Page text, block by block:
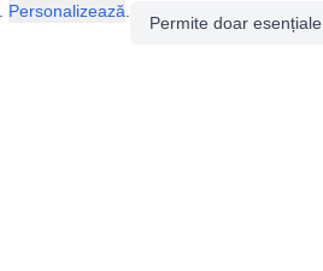
Personalizează
Permite doar esențiale